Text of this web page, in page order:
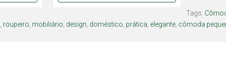
Tags:
roupeiro mobiliário design doméstico prática elegante cômoda